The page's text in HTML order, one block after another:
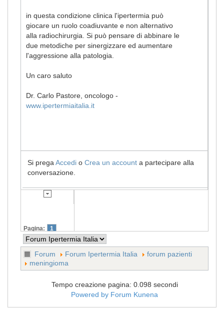
in questa condizione clinica l'ipertermia può
giocare un ruolo coadiuvante e non alternativo
alla radiochirurgia. Si può pensare di abbinare le
due metodiche per sinergizzare ed aumentare
l'aggressione alla patologia.
Un caro saluto
Dr. Carlo Pastore, oncologo -
www.ipertermiaitalia.it
Si prega Accedi o Crea un account a partecipare alla
conversazione.
Pagina: 1
Forum Forum Ipertermia Italia
forum pazienti
meningioma
Tempo creazione pagina: 0.098 secondi
Powered by Forum Kunena